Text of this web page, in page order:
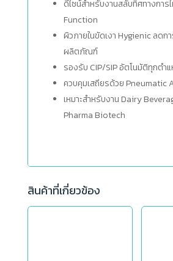
ดีไซน์สำหรับงานสลับทิศทางการ
Function
ผิวภายในขัดเงา Hygienic ลดก
ผลิตภัณฑ์
รองรับ CIP/SIP อัตโนมัติทุกตำ
ควบคุมเสถียรด้วย Pneumatic
เหมาะสำหรับงาน Dairy
Pharma Biotech
สินค้าที่เกี่ยวข้อง